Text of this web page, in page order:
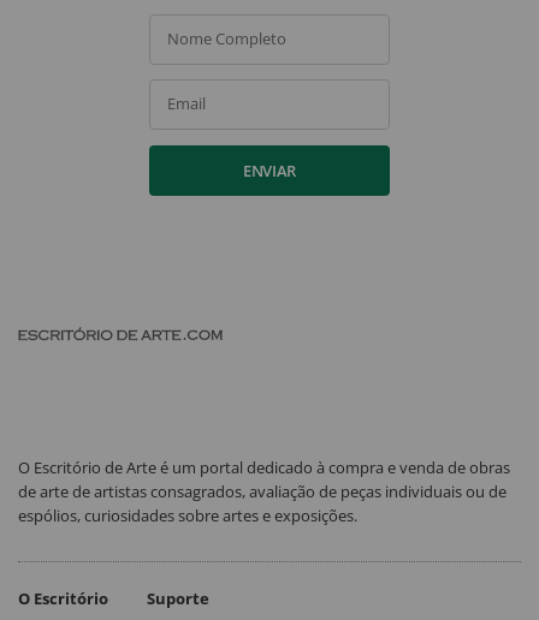
Nome Completo
Email
ENVIAR
O Escritório de Arte é um portal dedicado à compra e venda de obras
de arte de artistas consagrados, avaliação de peças individuais ou de
espólios, curiosidades sobre artes e exposições.
O Escritório Suporte